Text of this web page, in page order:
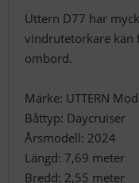
Uttern D77 har
vindrutetorkare kan
ombord.
Märke: UTTERN
Båttyp: Daycruiser
Årsmodell: 2024
Längd: 7,69 meter
Bredd: 2,55 meter